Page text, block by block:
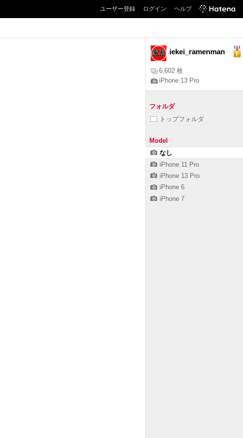
ユーザー登録 ログイン ヘルプ
iekei_ramenman
6,602 枚
iPhone 13 Pro
フォルダ
トップフォルダ
Model
なし
iPhone 11 Pro
iPhone 13 Pro
iPhone 6
iPhone 7